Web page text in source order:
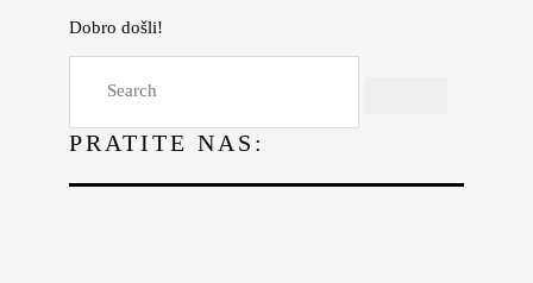
Dobro došli!
PRATITE NAS:
Lepota